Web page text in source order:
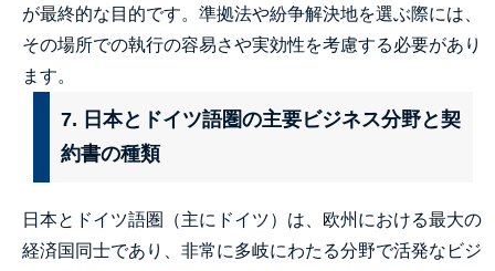
が最終的な目的です。準拠法や紛争解決地を選ぶ際には、
その場所での執行の容易さや実効性を考慮する必要があり
ます。
7. 日本とドイツ語圏の主要ビジネス分野と契
約書の種類
日本とドイツ語圏（主にドイツ）は、欧州における最大の
経済国同士であり、非常に多岐にわたる分野で活発なビジ